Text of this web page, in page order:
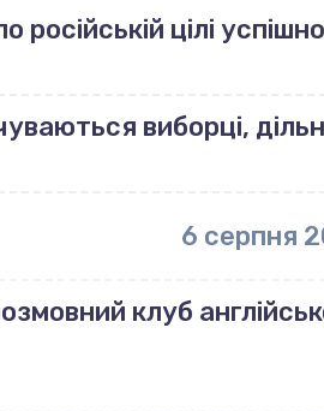
російській цілі
виборці,
6 серпня
клуб